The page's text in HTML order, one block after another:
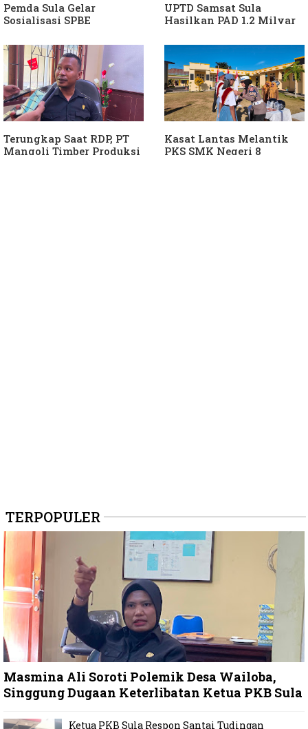
Pemda Sula Gelar
Sosialisasi SPBE
UPTD Samsat Sula
Hasilkan PAD 1,2 Milyar
Terungkap Saat RDP, PT
Mangoli Timber Produksi
Kasat Lantas Melantik
PKS SMK Negeri 8
TERPOPULER
Masmina Ali Soroti Polemik Desa Wailoba,
Singgung Dugaan Keterlibatan Ketua PKB Sula
Ketua PKB Sula Respon Santai Tudingan